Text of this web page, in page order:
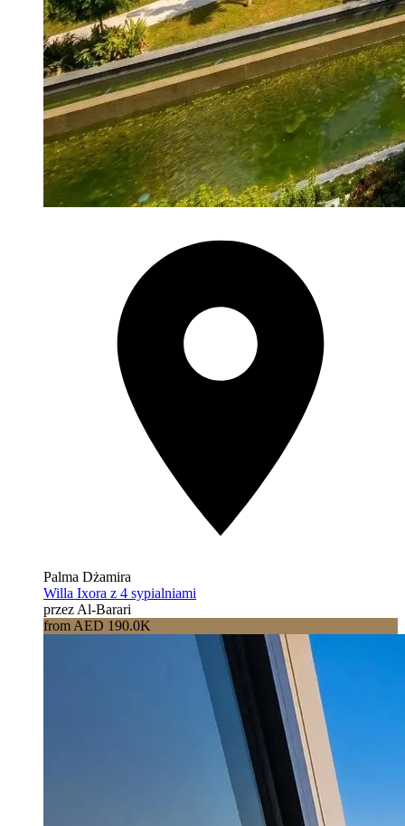
Palma Dżamira
Willa Ixora z 4 sypialniami
przez Al-Barari
from AED 190.0K